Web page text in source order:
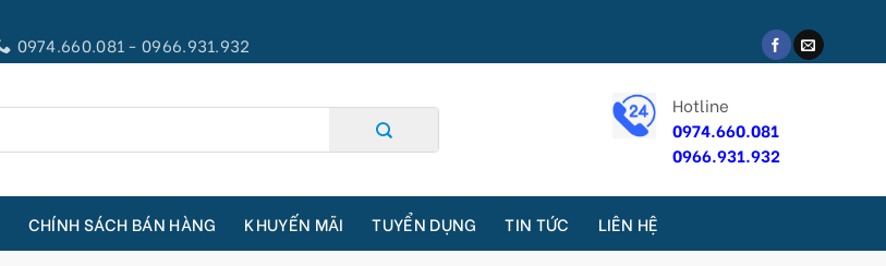
0974.660.081 - 0966.931.932
Hotline
0974.660.081
0966.931.932
CHÍNH SÁCH BÁN HÀNG KHUYẾN MÃI TUYỂN DỤNG TIN TỨC LIÊN HỆ